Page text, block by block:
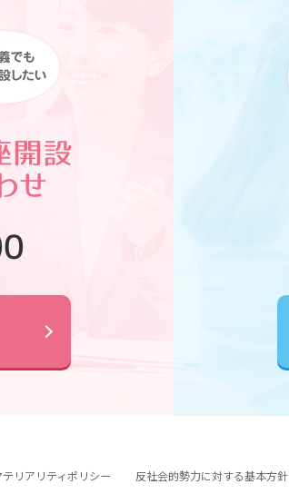
テリアリティポリシー 反社会的勢力に対する基本方針